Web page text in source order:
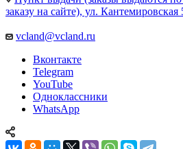
Вконтакте
Telegram
YouTube
Одноклассники
WhatsApp
АКБ Micromax S300